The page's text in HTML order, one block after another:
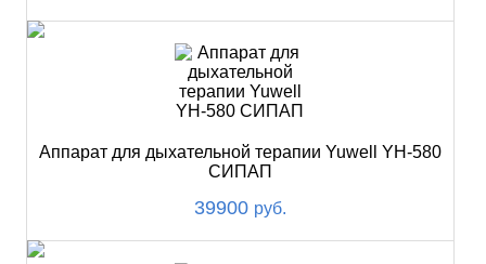
Аппарат для дыхательной терапии Yuwell YH-580
СИПАП
39900 руб.